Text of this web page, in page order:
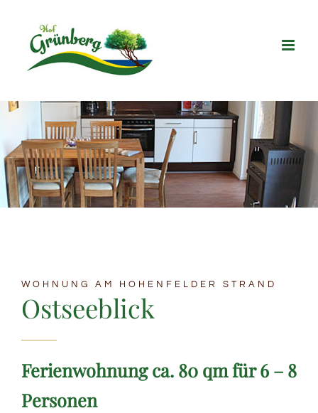
springen
WOHNUNG AM HOHENFELDER STRAND
Ostseeblick
Ferienwohnung ca. 80 qm für 6 – 8
Personen